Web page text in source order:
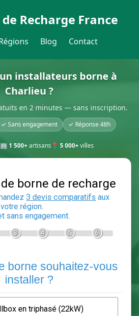
Recharge France
Blog Contact
installateurs borne à
Charlieu ?
en 2 minutes — sans inscription.
✓ Sans engagement ✓ Réponse 48h
🏢 1 500+artisans 📍 5 000+villes
de borne de
demandez3 devis comparatifs
et sans engagement.
2 3 6